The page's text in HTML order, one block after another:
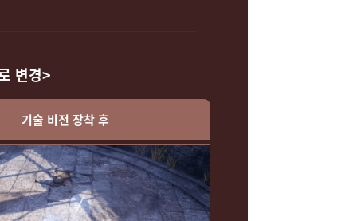
변경>
기술 비전 장착 후